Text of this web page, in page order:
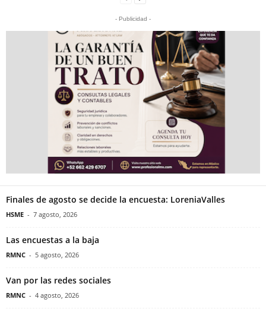
- Publicidad -
Finales de agosto se decide la encuesta: LoreniaValles
HSME - 7 agosto, 2026
Las encuestas a la baja
RMNC - 5 agosto, 2026
Van por las redes sociales
RMNC - 4 agosto, 2026